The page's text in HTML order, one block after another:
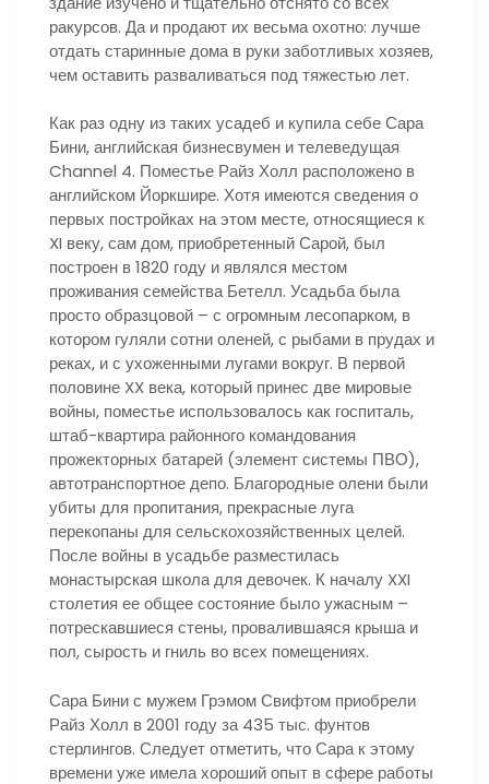
ракурсов. Да и продают их весьма охотно: лучше
отдать старинные дома в руки заботливых хозяев,
чем оставить разваливаться под тяжестью лет.
Как раз одну из таких усадеб и купила себе Сара
Бини, английская бизнесвумен и телеведущая
Channel 4. Поместье Райз Холл расположено в
английском Йоркшире. Хотя имеются сведения о
первых постройках на этом месте, относящиеся к
XI веку, сам дом, приобретенный Сарой, был
построен в 1820 году и являлся местом
проживания семейства Бетелл. Усадьба была
просто образцовой – с огромным лесопарком, в
котором гуляли сотни оленей, с рыбами в прудах и
реках, и с ухоженными лугами вокруг. В первой
половине XX века, который принес две мировые
войны, поместье использовалось как госпиталь,
штаб-квартира районного командования
прожекторных батарей (элемент системы ПВО),
автотранспортное депо. Благородные олени были
убиты для пропитания, прекрасные луга
перекопаны для сельскохозяйственных целей.
После войны в усадьбе разместилась
монастырская школа для девочек. К началу XXI
столетия ее общее состояние было ужасным –
потрескавшиеся стены, провалившаяся крыша и
пол, сырость и гниль во всех помещениях.
Сара Бини с мужем Грэмом Свифтом приобрели
Райз Холл в 2001 году за 435 тыс. фунтов
стерлингов. Следует отметить, что Сара к этому
времени уже имела хороший опыт в сфере работы